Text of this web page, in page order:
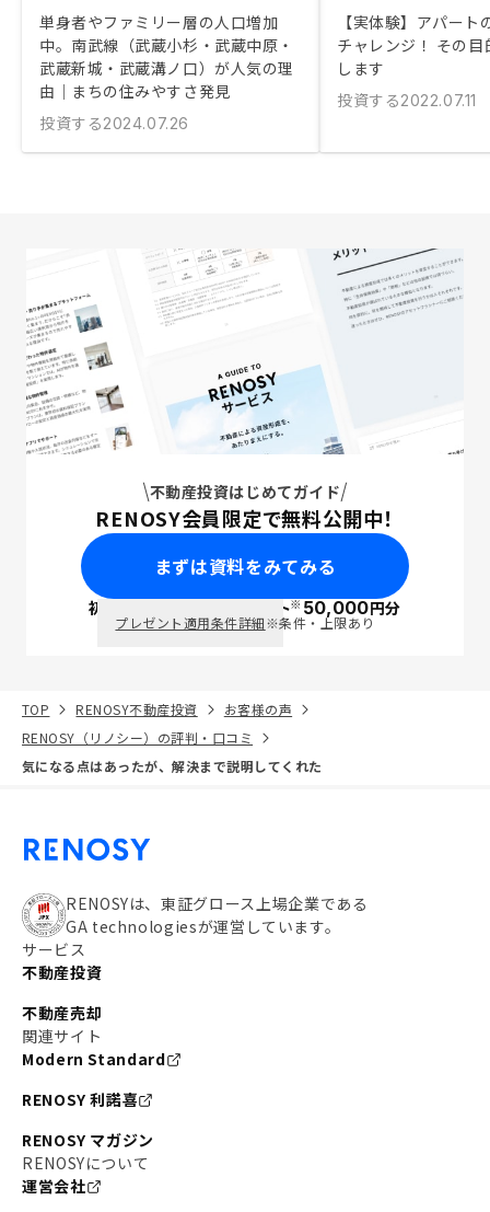
単身者やファミリー層の人口増加
中。南武線（武蔵小杉・武蔵中原・
武蔵新城・武蔵溝ノ口）が人気の理
由｜まちの住みやすさ発見
投資する2024.07.26
【実体験】アパー
チャレンジ！ その
します
投資する2022.07.11
不動産投資はじめてガイド
RENOSY会員限定で無料公開中！
まずは資料をみてみる
初回面談で ポイント※50,000円分
プレゼント適用条件詳細※条件・上限あり
TOP RENOSY不動産投資
お客様の声
RENOSY（リノシー）の評判・口コミ
気になる点はあったが、解決まで説明してくれた
RENOSYは、東証グロース上場企業である
GA technologiesが運営しています。
サービス
不動産投資
不動産売却
関連サイト
Modern Standard
RENOSY 利諾喜
RENOSY マガジン
RENOSYについて
運営会社